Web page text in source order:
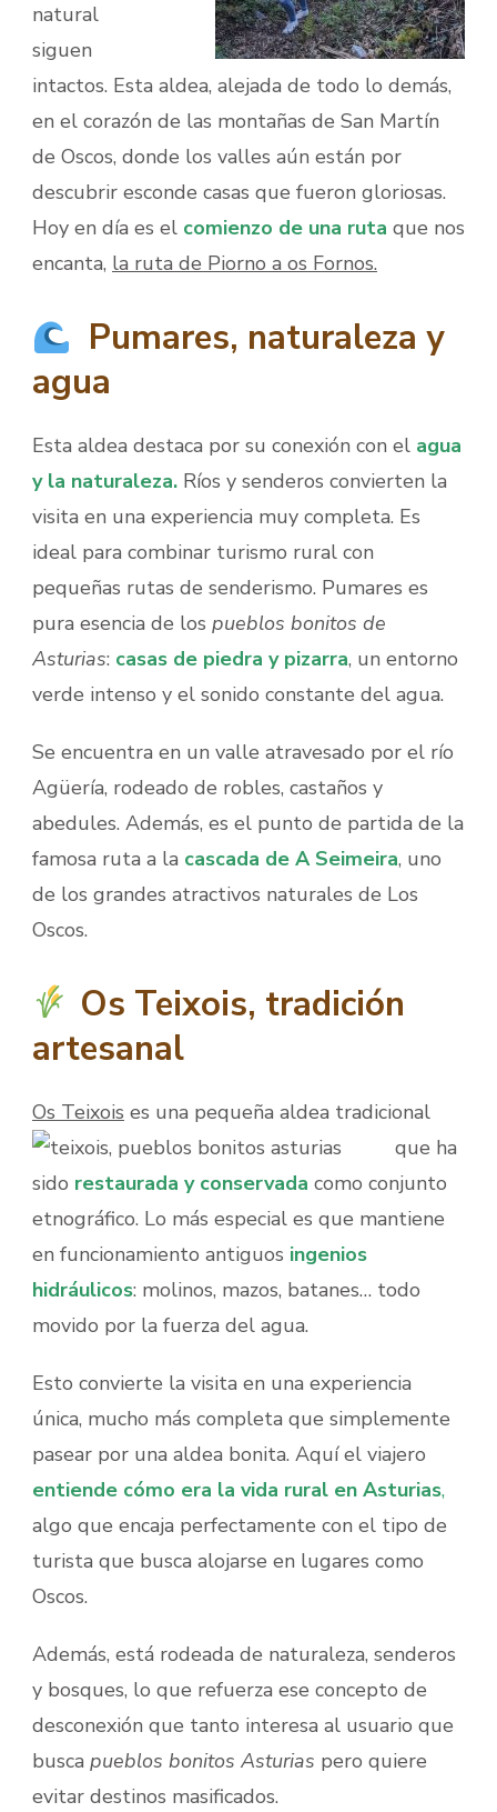
natural
siguen
intactos. Esta aldea, alejada de todo lo demás,
en el corazón de las montañas de San Martín
de Oscos, donde los valles aún están por
descubrir esconde casas que fueron gloriosas.
Hoy en día es el comienzo de una ruta que nos
encanta, la ruta de Piorno a os Fornos.
Pumares, naturaleza y
agua
Esta aldea destaca por su conexión con el agua
y la naturaleza. Ríos y senderos convierten la
visita en una experiencia muy completa. Es
ideal para combinar turismo rural con
pequeñas rutas de senderismo. Pumares es
pura esencia de los pueblos bonitos de
Asturias: casas de piedra y pizarra, un entorno
verde intenso y el sonido constante del agua.
Se encuentra en un valle atravesado por el río
Agüería, rodeado de robles, castaños y
abedules. Además, es el punto de partida de la
famosa ruta a la cascada de A Seimeira, uno
de los grandes atractivos naturales de Los
Oscos.
Os Teixois, tradición
artesanal
Os Teixois es una pequeña aldea tradicional
que ha
sido restaurada y conservada como conjunto
etnográfico. Lo más especial es que mantiene
en funcionamiento antiguos ingenios
hidráulicos: molinos, mazos, batanes… todo
movido por la fuerza del agua.
Esto convierte la visita en una experiencia
única, mucho más completa que simplemente
pasear por una aldea bonita. Aquí el viajero
entiende cómo era la vida rural en Asturias,
algo que encaja perfectamente con el tipo de
turista que busca alojarse en lugares como
Oscos.
Además, está rodeada de naturaleza, senderos
y bosques, lo que refuerza ese concepto de
desconexión que tanto interesa al usuario que
busca pueblos bonitos Asturias pero quiere
evitar destinos masificados.